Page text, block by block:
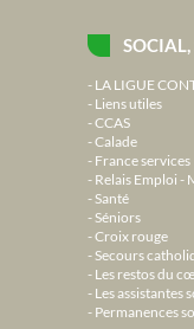
LA LIGUE
Liens utiles
CCAS
Calade
France services
Relais Emploi -
Santé
Séniors
Croix rouge
Secours
Les restos du
Les assistantes
Permanences